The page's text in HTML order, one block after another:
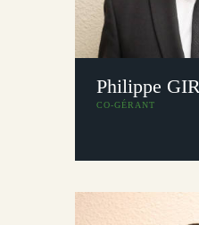
Philippe
CO-GÉRANT